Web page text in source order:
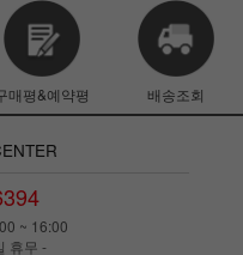
매평&예약평 배송조회
~ 16:00
휴무 -